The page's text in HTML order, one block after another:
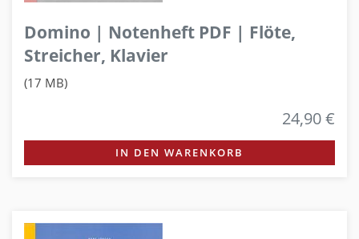
Domino | Notenheft PDF | Flöte,
Streicher, Klavier
(17 MB)
24,90 €
IN DEN WARENKORB